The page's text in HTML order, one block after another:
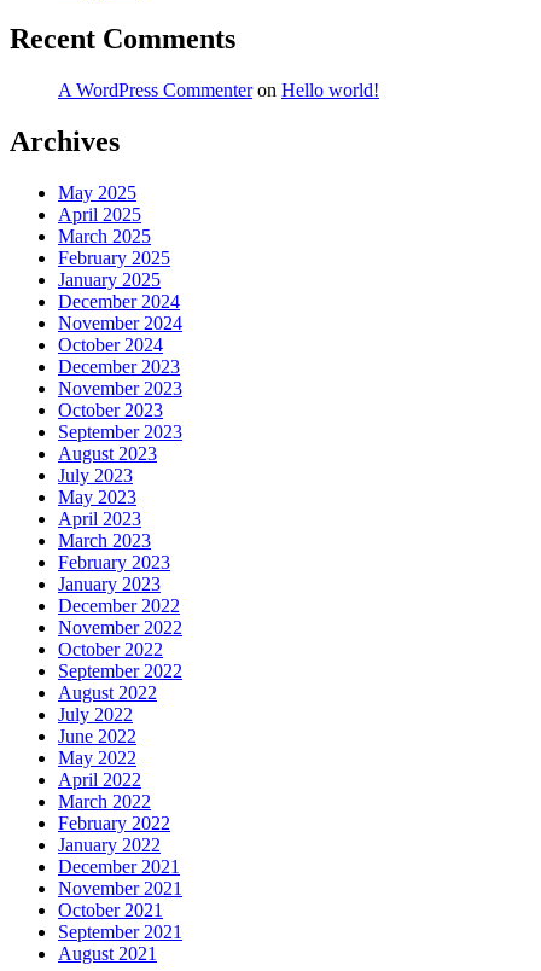
Recent Comments
A WordPress Commenteron Hello world!
Archives
May 2025
April 2025
March 2025
February 2025
January 2025
December 2024
November 2024
October 2024
December 2023
November 2023
October 2023
September 2023
August 2023
July 2023
May 2023
April 2023
March 2023
February 2023
January 2023
December 2022
November 2022
October 2022
September 2022
August 2022
July 2022
June 2022
May 2022
April 2022
March 2022
February 2022
January 2022
December 2021
November 2021
October 2021
September 2021
August 2021